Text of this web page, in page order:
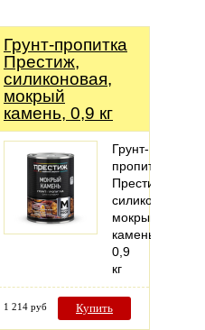
Грунт-пропитка
Престиж,
силиконовая,
мокрый
камень, 0,9 кг
Грунт-
пропитка
Престиж,
силиконовая,
мокрый
камень,
0,9
кг
1 214 руб Купить